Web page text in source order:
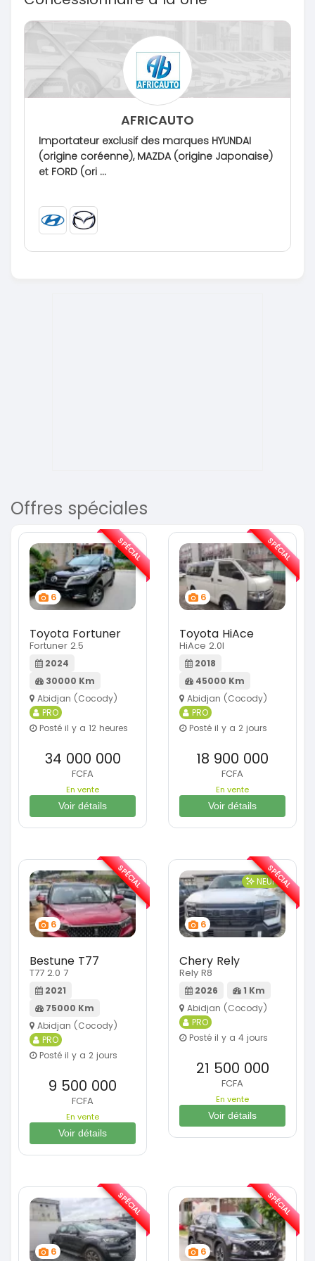
AFRICAUTO
Importateur exclusif des marques HYUNDAI
(origine coréenne), MAZDA (origine Japonaise)
et FORD (ori ...
Offres spéciales
6
Toyota Fortuner
Fortuner 2.5
2024
30000 Km
Abidjan (Cocody)
PRO
Posté il y a 12 heures
34 000 000
FCFA
En vente
Voir détails
SPÉCIAL
6
Toyota HiAce
HiAce 2.0l
2018
45000 Km
Abidjan (Cocody)
PRO
Posté il y a 2 jours
18 900 000
FCFA
En vente
Voir détails
SPÉCIAL
6
Bestune T77
T77 2.0 7
2021
75000 Km
Abidjan (Cocody)
PRO
Posté il y a 2 jours
9 500 000
FCFA
En vente
Voir détails
SPÉCIAL
6
NEUF
Chery Rely
Rely R8
2026
1 Km
Abidjan (Cocody)
PRO
Posté il y a 4 jours
21 500 000
FCFA
En vente
Voir détails
SPÉCIAL
6
SPÉCIAL
6
SPÉCIAL